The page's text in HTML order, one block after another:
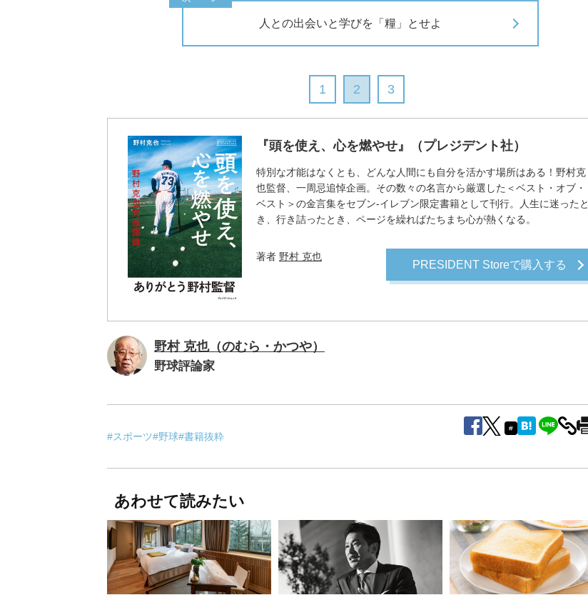
人との出会いと学びを「糧」とせよ
1 2 3
『頭を使え、心を燃やせ』（プレジデント社）
特別な才能はなくとも、どんな人間にも自分を活かす場所はある！野村克
也監督、一周忌追悼企画。その数々の名言から厳選した＜ベスト・オブ・
ベスト＞の金言集をセブン-イレブン限定書籍として刊行。人生に迷ったと
き、行き詰ったとき、ページを繰ればたちまち心が熱くなる。
著者 野村 克也
PRESIDENT Storeで購入する
野村 克也（のむら・かつや）
野球評論家
#スポーツ#野球#書籍抜粋
#
あわせて読みたい